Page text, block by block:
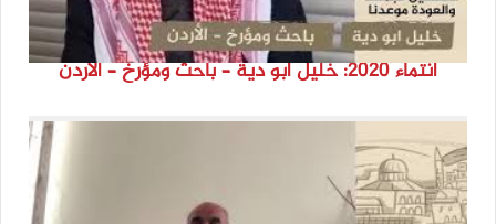
انتماء 2020: خليل ابو دية – باحث ومؤرخ – الأردن